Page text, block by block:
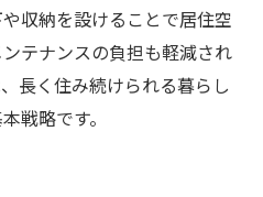
収納を設けることで居住空
テナンスの負担も軽減され
長く住み続けられる暮らし
戦略です。